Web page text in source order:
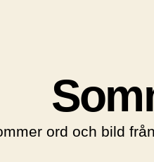
ord och bild